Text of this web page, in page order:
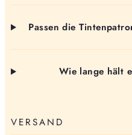
Passen die
Wie lange hält
VERSAND